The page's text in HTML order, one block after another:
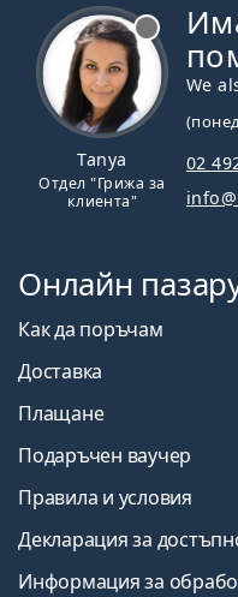
Tanya
Отдел "Грижа за
клиента"
We
02
Онлайн
Как да поръчам
Доставка
Плащане
Подаръчен ваучер
Правила и условия
Декларация за
Информация за